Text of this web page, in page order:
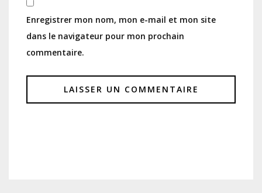
Enregistrer mon nom, mon e-mail et mon site
dans le navigateur pour mon prochain
commentaire.